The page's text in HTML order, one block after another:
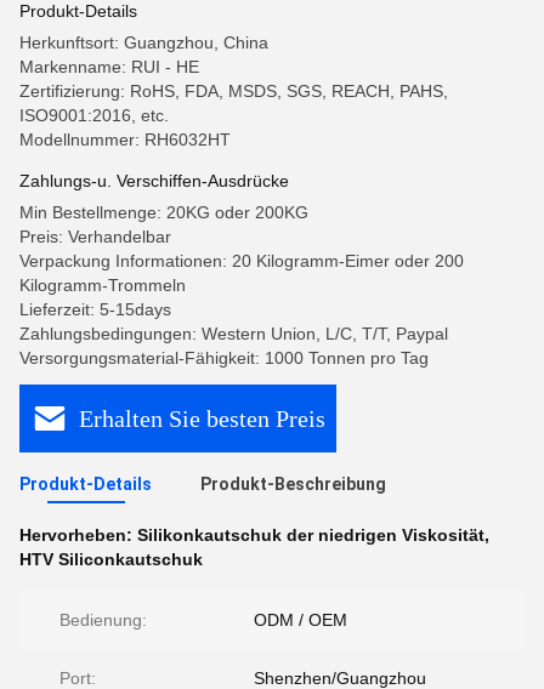
Produkt-Details
Herkunftsort: Guangzhou, China
Markenname: RUI - HE
Zertifizierung: RoHS, FDA, MSDS, SGS, REACH, PAHS,
ISO9001:2016, etc.
Modellnummer: RH6032HT
Zahlungs-u. Verschiffen-Ausdrücke
Min Bestellmenge: 20KG oder 200KG
Preis: Verhandelbar
Verpackung Informationen: 20 Kilogramm-Eimer oder 200
Kilogramm-Trommeln
Lieferzeit: 5-15days
Zahlungsbedingungen: Western Union, L/C, T/T, Paypal
Versorgungsmaterial-Fähigkeit: 1000 Tonnen pro Tag
Erhalten Sie besten Preis
Produkt-Details Produkt-Beschreibung
Hervorheben: Silikonkautschuk der niedrigen Viskosität,
HTV Siliconkautschuk
Bedienung: ODM / OEM
Port: Shenzhen/Guangzhou